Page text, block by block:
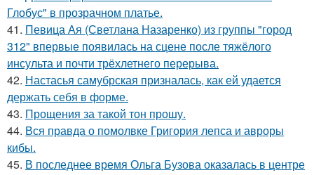
Глобус" в прозрачном платье.
41. Певица Ая (Светлана Назаренко) из группы "город
312" впервые появилась на сцене после тяжёлого
инсульта и почти трёхлетнего перерыва.
42. Настасья самубрская призналась, как ей удается
держать себя в форме.
43. Прощения за такой тон прошу.
44. Вся правда о помолвке Григория лепса и авроры
кибы.
45. В последнее время Ольга Бузова оказалась в центре